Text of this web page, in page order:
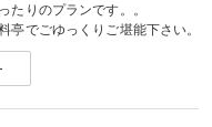
たりのプランです。。
亭でごゆっくりご堪能下さい。
御飯、香物、留椀、水物
す
付きません
など）については対応して